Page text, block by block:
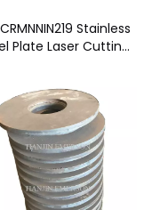
Stainless
Plate Laser Cutting